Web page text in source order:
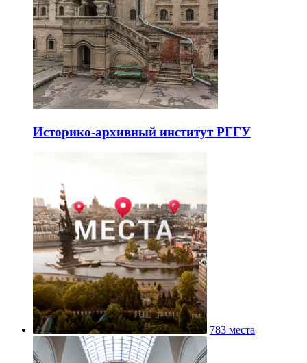
Историко-архивный институт РГГУ
783 места